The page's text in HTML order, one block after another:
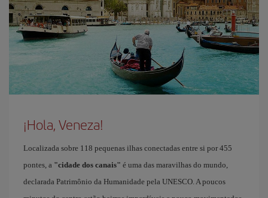
¡Hola, Veneza!
Localizada sobre 118 pequenas ilhas conectadas entre si por 455
pontes, a "cidade dos canais" é uma das maravilhas do mundo,
declarada Patrimônio da Humanidade pela UNESCO. A poucos